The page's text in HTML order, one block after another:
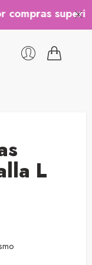
superiores
L